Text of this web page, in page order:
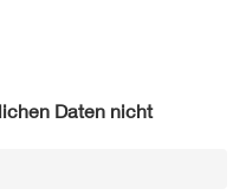
Elektronik